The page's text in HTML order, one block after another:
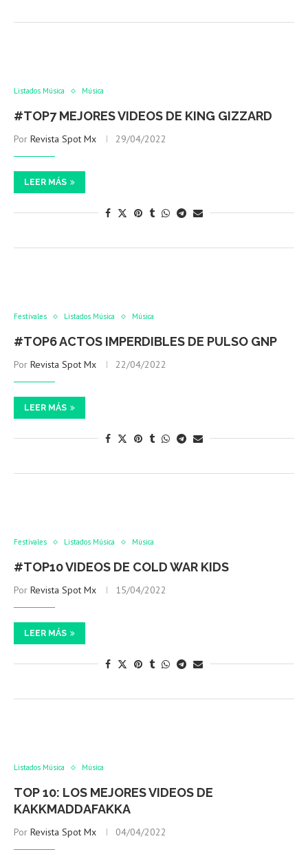
Listados Música Música
#TOP7 MEJORES VIDEOS DE KING GIZZARD
Por Revista Spot Mx 29/04/2022
LEER MÁS
Festivales Listados Música Música
#TOP6 ACTOS IMPERDIBLES DE PULSO GNP
Por Revista Spot Mx 22/04/2022
LEER MÁS
Festivales Listados Música Música
#TOP10 VIDEOS DE COLD WAR KIDS
Por Revista Spot Mx 15/04/2022
LEER MÁS
Listados Música Música
TOP 10: LOS MEJORES VIDEOS DE
KAKKMADDAFAKKA
Por Revista Spot Mx 04/04/2022